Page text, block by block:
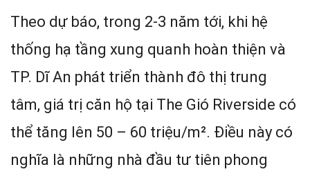
Theo dự báo, trong 2-3 năm tới, khi hệ
thống hạ tầng xung quanh hoàn thiện và
TP. Dĩ An phát triển thành đô thị trung
tâm, giá trị căn hộ tại The Gió Riverside có
thể tăng lên 50 – 60 triệu/m². Điều này có
nghĩa là những nhà đầu tư tiên phong